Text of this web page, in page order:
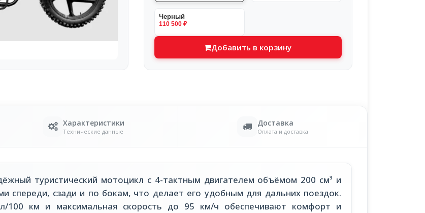
Черный
110 500 ₽
Добавить в корзину
Характеристики
Технические данные
Доставка
Оплата и доставка
туристический мотоцикл с 4-тактным двигателем объёмом 200 см³ и
спереди, сзади и по бокам, что делает его удобным для дальних поездок.
100 км и максимальная скорость до 95 км/ч обеспечивают комфорт и